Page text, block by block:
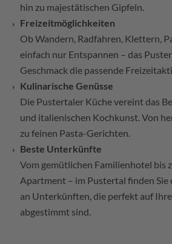
hin zu majestätischen Gipfeln.
Freizeitmöglichkeiten
Ob Wandern, Radfahren, Klettern,
einfach nur Entspannen – das
Geschmack die passende
Kulinarische Genüsse
Die Pustertaler Küche vereint das
und italienischen Kochkunst. Von
zu feinen Pasta-Gerichten.
Beste Unterkünfte
Vom gemütlichen Familienhotel bis
Apartment – im Pustertal finden Sie
an Unterkünften, die perfekt auf
abgestimmt sind.